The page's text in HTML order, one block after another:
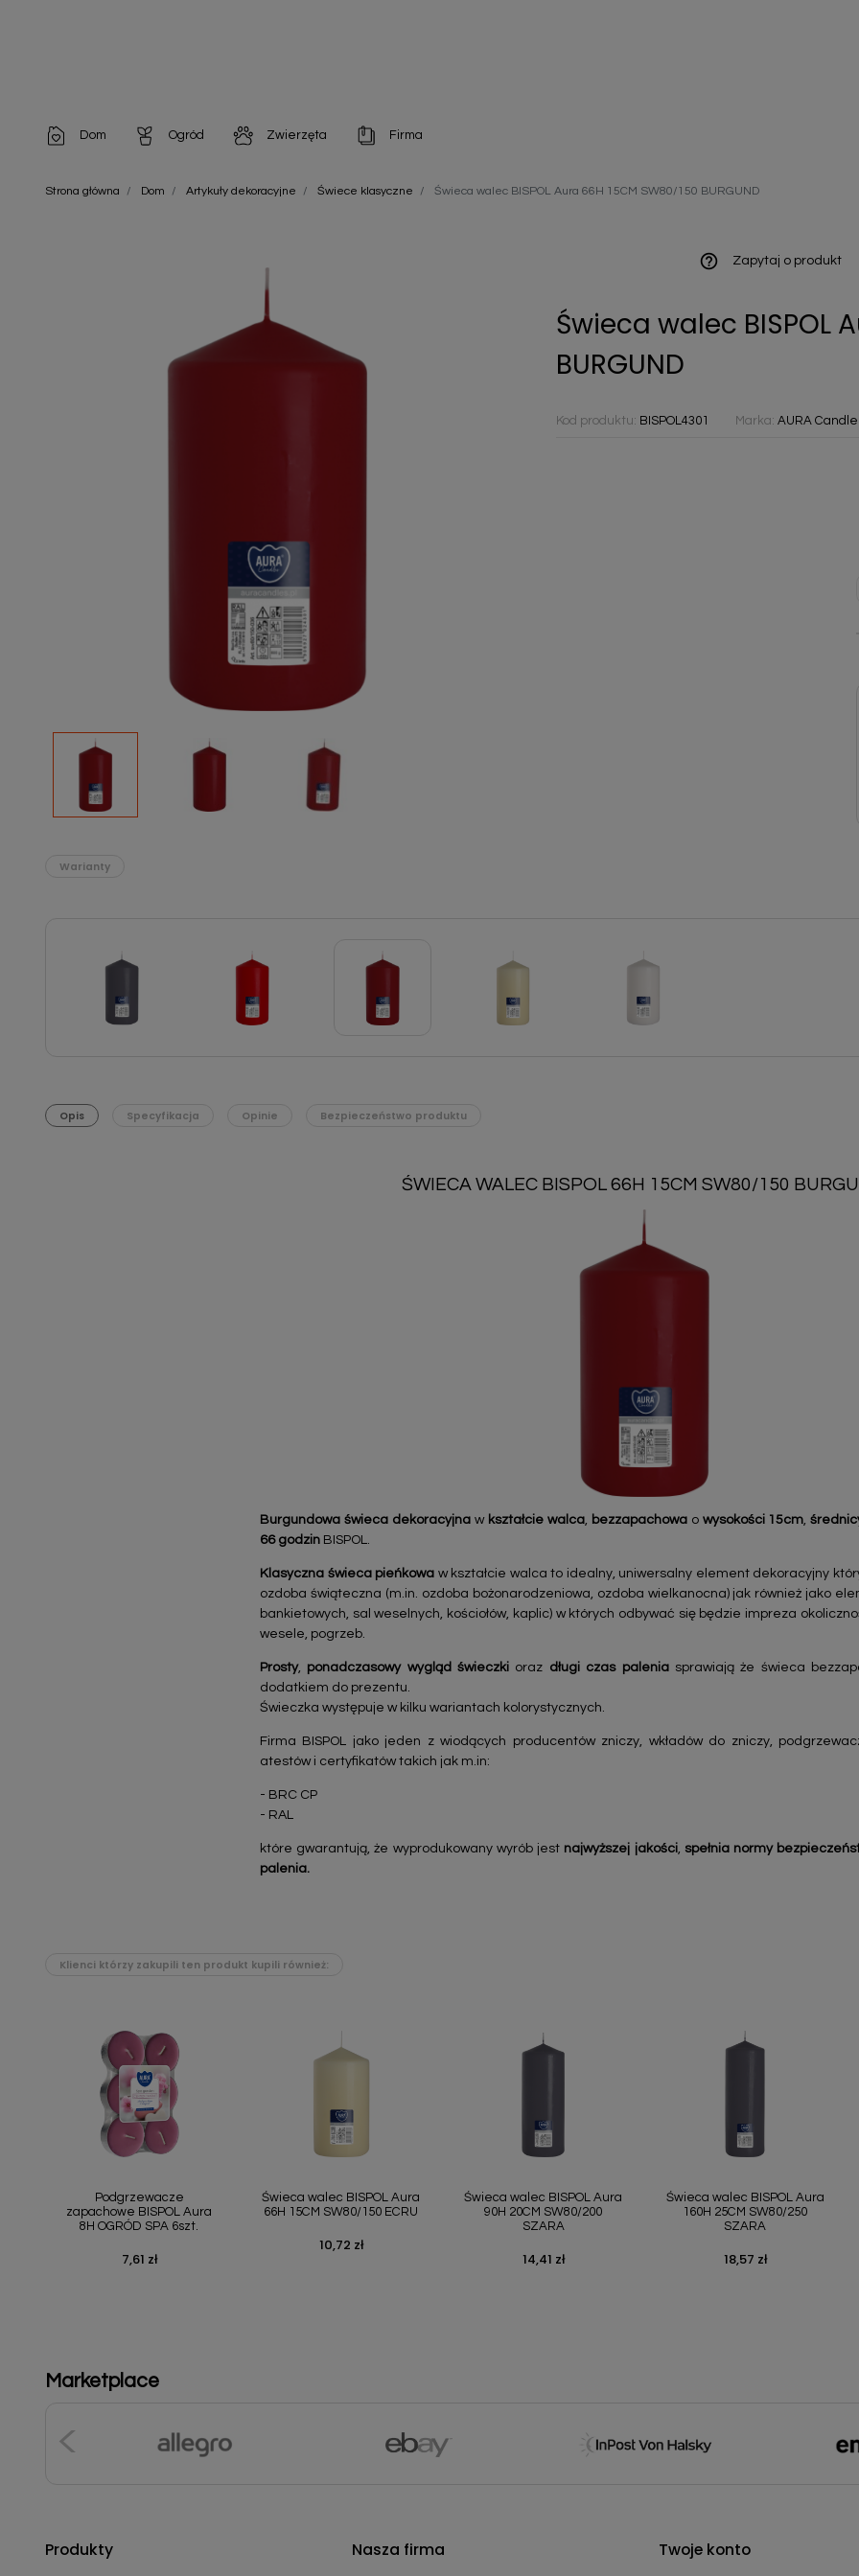
Dom
Artykuły dekoracyjne
Ogród
Chemia do architektury ogrodowej
Nawozy i preparaty
Środki ochrony roślin dla profesjonalistów
Zobacz wszystkie
Zwierzęta
Szampony i odżywki
Firma
Artykuły Higieniczne
Strona główna Dom Artykuły dekoracyjne Świece klasyczne Świeca walec BISPOL Aura 66H 15CM SW80/150 BURGUND
help_outline Zapytaj o produkt
Świeca walec BISPOL
BURGUND
Kod produktu: BISPOL4301 Marka:AURA
Warianty
Opis Specyfikacja Opinie Bezpieczeństwo produktu
ŚWIECA WALEC BISPOL 66H 15CM SW80/150
Burgundowa świeca dekoracyjnaw kształcie walca, bezzapachowao wysokości 15cm,
66 godzin BISPOL.
Klasyczna świeca pieńkowa w kształcie walca to idealny, uniwersalny element dekoracyjny
ozdoba świąteczna (m.in. ozdoba bożonarodzeniowa, ozdoba wielkanocna) jak również jako
bankietowych, sal weselnych, kościołów, kaplic) w których odbywać się będzie impreza
wesele, pogrzeb.
Prosty, ponadczasowy wygląd świeczki oraz długi czas paleniasprawiają że świeca
dodatkiem do prezentu.
Świeczka występuje w kilku wariantach kolorystycznych.
Firma BISPOL jako jeden z wiodących producentów zniczy, wkładów do zniczy,
atestów i certyfikatów takich jak m.in:
- BRC CP
- RAL
które gwarantują, że wyprodukowany wyrób jest najwyższej jakości, spełnia normy
palenia.
Klienci którzy zakupili ten produkt kupili również:
Podgrzewacze
zapachowe BISPOL Aura
8H OGRÓD SPA 6szt.
Cena
7,61 zł
Świeca walec BISPOL Aura
66H 15CM SW80/150 ECRU
Cena
10,72 zł
Świeca walec BISPOL Aura
90H 20CM SW80/200
SZARA
Cena
14,41 zł
Świeca walec BISPOL Aura
160H 25CM SW80/250
SZARA
Cena
18,57 zł
Marketplace
Produkty Nasza firma Twoje konto